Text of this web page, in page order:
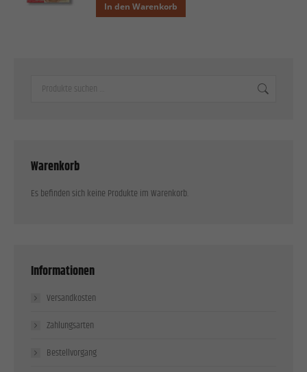
In den Warenkorb
Warenkorb
Es befinden sich keine Produkte im Warenkorb.
Informationen
Versandkosten
Zahlungsarten
Bestellvorgang